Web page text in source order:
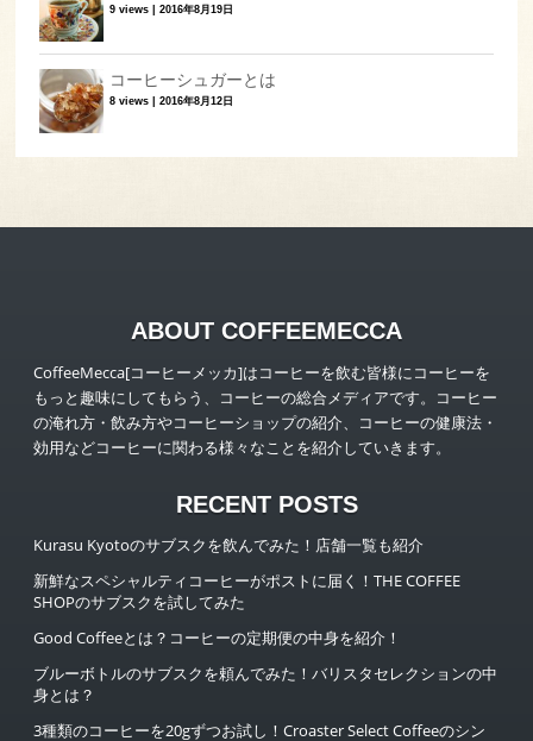
9 views |2016年8月19日
コーヒーシュガーとは
8 views |2016年8月12日
ABOUT COFFEEMECCA
CoffeeMecca[コーヒーメッカ]はコーヒーを飲む皆様にコーヒーを
もっと趣味にしてもらう、コーヒーの総合メディアです。コーヒー
の淹れ方・飲み方やコーヒーショップの紹介、コーヒーの健康法・
効用などコーヒーに関わる様々なことを紹介していきます。
RECENT POSTS
Kurasu Kyotoのサブスクを飲んでみた！店舗一覧も紹介
新鮮なスペシャルティコーヒーがポストに届く！THE COFFEE
SHOPのサブスクを試してみた
Good Coffeeとは？コーヒーの定期便の中身を紹介！
ブルーボトルのサブスクを頼んでみた！バリスタセレクションの中
身とは？
3種類のコーヒーを20gずつお試し！Croaster Select Coffeeのシン